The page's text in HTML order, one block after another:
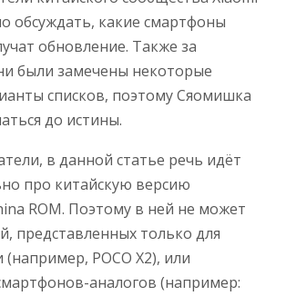
обсуждать, какие смартфоны
обновление. Также за
были замечены некоторые
списков, поэтому Сяомишка
до истины.
в данной статье речь идёт
про китайскую версию
ROM. Поэтому в ней не может
представленных только для
POCO X2), или
аналогов (например: